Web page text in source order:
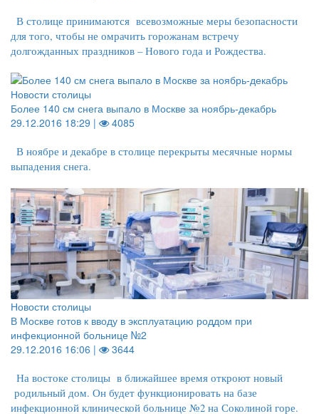
В столице принимаются всевозможные меры безопасности
для того, чтобы не омрачить горожанам встречу
долгожданных праздников – Нового года и Рождества.
Новости столицы
Более 140 см снега выпало в Москве за ноябрь-декабрь
29.12.2016 18:29 |
4085
В ноябре и декабре в столице перекрыты месячные нормы
выпадения снега.
Новости столицы
В Москве готов к вводу в эксплуатацию роддом при
инфекционной больнице №2
29.12.2016 16:06 |
3644
На востоке столицы в ближайшее время откроют новый
родильный дом. Он будет функционировать на базе
инфекционной клинической больнице №2 на Соколиной горе.